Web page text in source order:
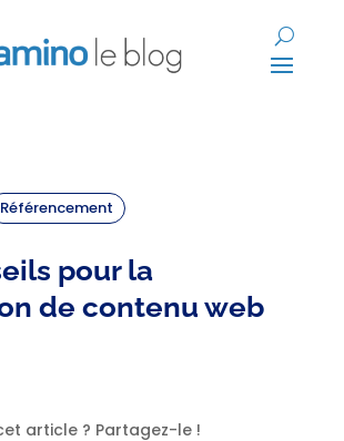
Référencement
pour la
de contenu web
article ? Partagez-le !